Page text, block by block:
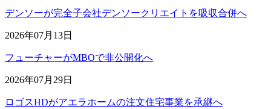
デンソーが完全子会社デンソークリエイトを吸収合併へ
2026年07月13日
フューチャーがMBOで非公開化へ
2026年07月29日
ロゴスHDがアエラホームの注文住宅事業を承継へ